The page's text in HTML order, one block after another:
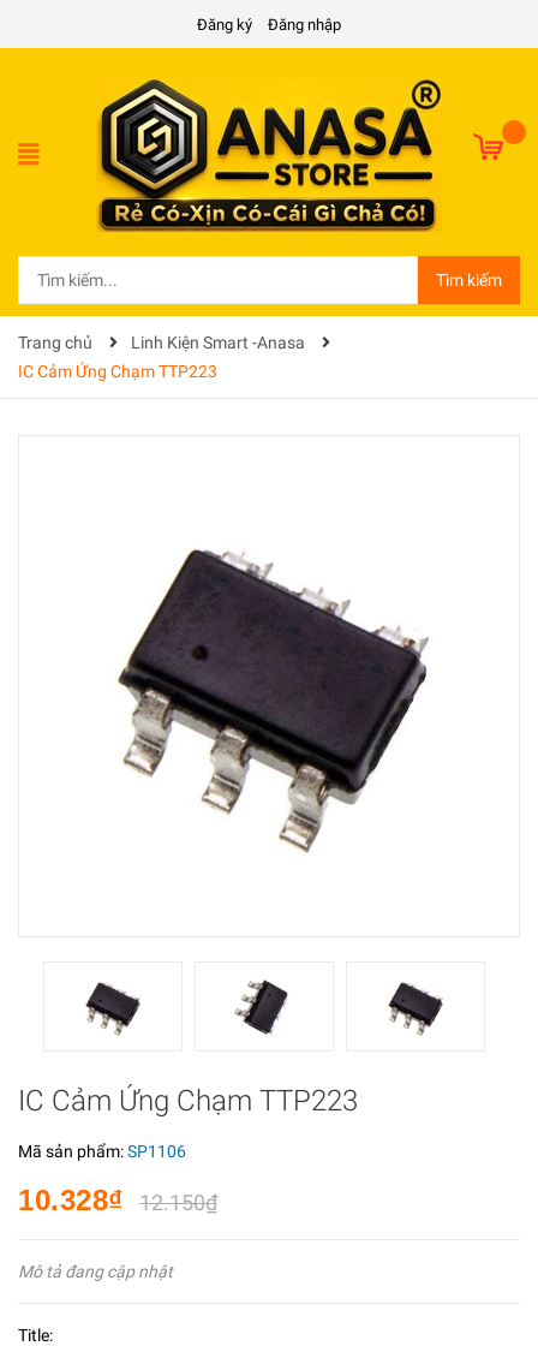
Đăng ký Đăng nhập
Tìm kiếm
Trang chủ
Linh Kiện Smart -Anasa
IC Cảm Ứng Chạm TTP223
IC Cảm Ứng Chạm TTP223
Mã sản phẩm:SP1106
10.328₫ 12.150₫
Mô tả đang cập nhật
Title: